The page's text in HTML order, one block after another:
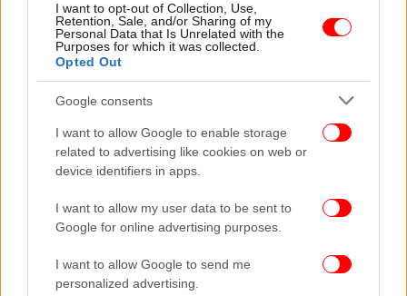
I want to opt-out of Collection, Use,
Retention, Sale, and/or Sharing of my
Personal Data that Is Unrelated with the
Purposes for which it was collected.
Opted Out
Google consents
I want to allow Google to enable storage
related to advertising like cookies on web or
device identifiers in apps.
I want to allow my user data to be sent to
Google for online advertising purposes.
I want to allow Google to send me
personalized advertising.
Στοιχεία που δείχνουν απόπειρα συγκάλυψης από την
Μέχρι τον Σεπτέμβριο του 2019 - τρεις μήνες
προτού η Κίνα ενημερώσει την υφήλιο για τον
Covid-19 – το Ινστιτούτο Ιολογίας συμβούλεψε τη